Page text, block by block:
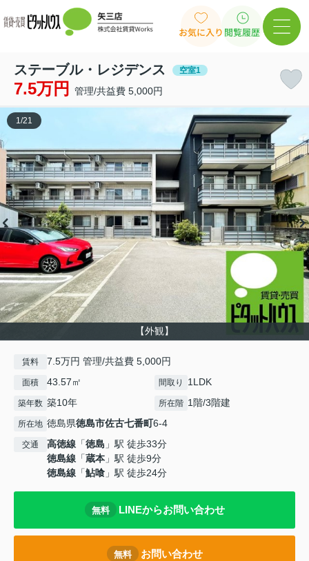
お気に入り 閲覧履歴
ステーブル・レジデンス 空室1
7.5万円 管理/共益費 5,000円
【外観】
1/21
賃料 7.5万円 管理/共益費 5,000円
面積 43.57㎡ 間取り 1LDK
築年数 築10年 所在階 1階/3階建
所在地 徳島県徳島市佐古七番町6-4
交通 高徳線 「徳島 」駅 徒歩33分
徳島線 「蔵本 」駅 徒歩9分
徳島線 「鮎喰 」駅 徒歩24分
無料 LINEからお問い合わせ
無料 お問い合わせ